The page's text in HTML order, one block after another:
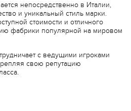
непосредственно в Италии,
и уникальный стиль марки.
стоимости и отличного
фабрики популярной на мировом
с ведущими игроками
свою репутацию